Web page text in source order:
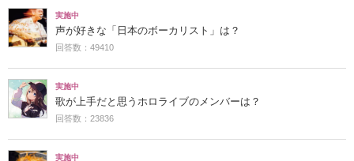
実施中
声が好きな「日本のボーカリスト」は？
回答数：49410
実施中
歌が上手だと思うホロライブのメンバーは？
回答数：23836
実施中